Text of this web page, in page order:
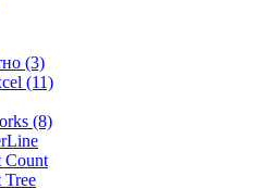
(3)
(11)
(8)
Count
Tree